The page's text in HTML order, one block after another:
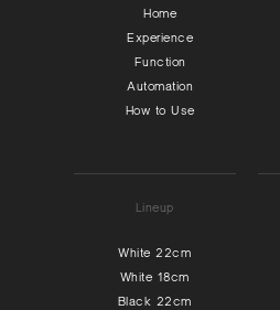
Home
Experience
Function
Automation
How to Use
Lineup
White 22cm
White 18cm
Black 22cm